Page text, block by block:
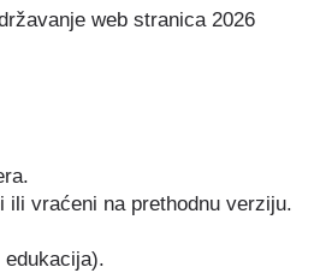
ili vraćeni na prethodnu verziju.